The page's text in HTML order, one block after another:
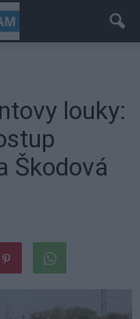
louky:
Škodová